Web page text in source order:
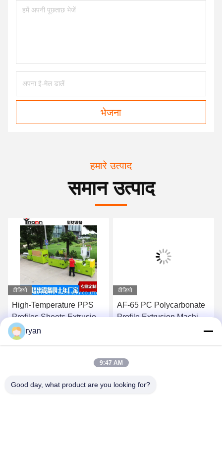
भेजना
हमारे उत्पाद
समान उत्पाद
वीडियो
High-Temperature PPS
Profiles Sheets Extrusion
Machine Production Line
,Polyphenylene Sulfide
वीडियो
AF-65 PC Polycarbonate
Profile Extrusion Machine
ryan
9:47 AM
Good day, what product are you looking for?